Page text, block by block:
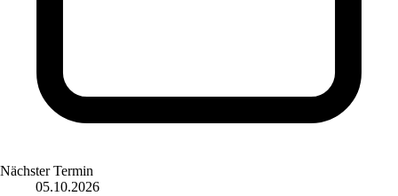
Nächster Termin
05.10.2026